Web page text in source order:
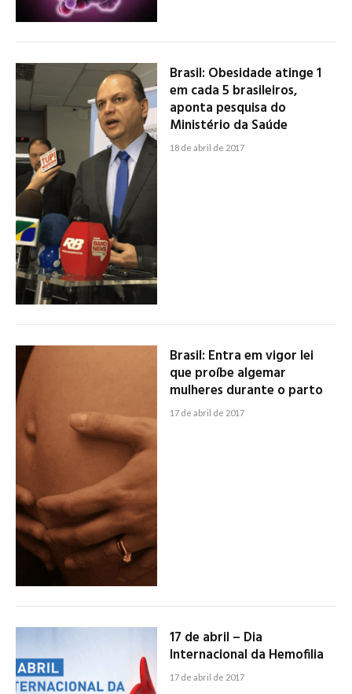
Brasil: Obesidade atinge 1
em cada 5 brasileiros,
aponta pesquisa do
Ministério da Saúde
18 de abril de 2017
Brasil: Entra em vigor lei
que proíbe algemar
mulheres durante o parto
17 de abril de 2017
17 de abril – Dia
Internacional da Hemofilia
17 de abril de 2017